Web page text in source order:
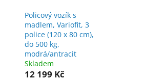
Policový vozík s
madlem, Variofit, 3
police (120 x 80 cm),
do 500 kg,
modrá/antracit
Skladem
12 199 Kč